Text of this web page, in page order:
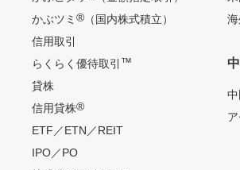
かぶツミ ®（国内株式積立）
信用取引
らくらく優待取引 ™
貸株
信用貸株®
ETF／ETN／REIT
IPO／PO